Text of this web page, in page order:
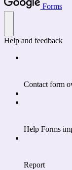
Forms
Help and feedback
Contact form
Help Forms
Report